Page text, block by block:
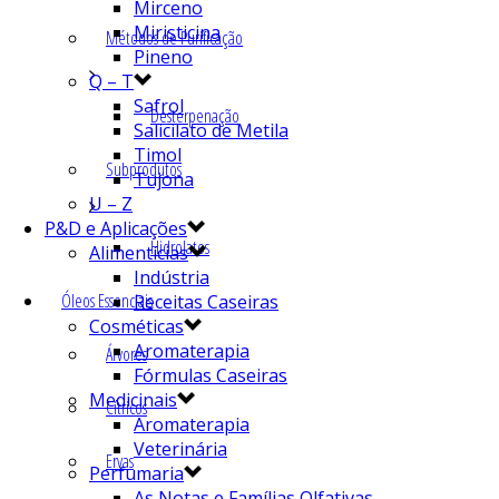
Métodos de Purificação
Desterpenação
Subprodutos
Hidrolatos
Óleos Essenciais
Árvores
Cítricos
Ervas
Mirceno
Miristicina
Pineno
Q – T
Safrol
Salicilato de Metila
Timol
Tujona
U – Z
P&D e Aplicações
Alimentícias
Indústria
Receitas Caseiras
Cosméticas
Aromaterapia
Fórmulas Caseiras
Medicinais
Aromaterapia
Veterinária
Perfumaria